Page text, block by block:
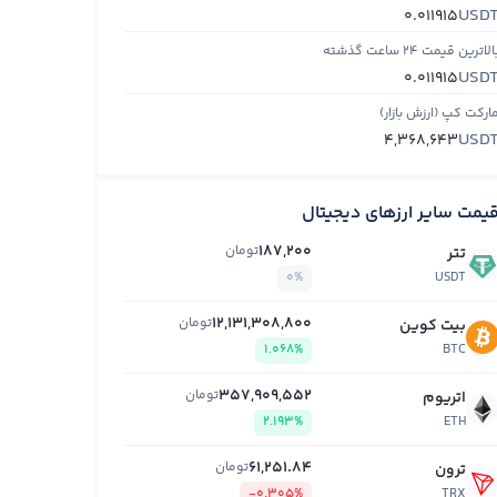
0.011915
قیمت ۲۴ ساعت گذشته
0.011915
مارکت کپ (ارزش بازار)
4,368,643
قیمت سایر ارزهای دیجیتال
تتر
USDT
187,200تومان
0%
بیت کوین
BTC
12,131,308,800تومان
1.068%
اتریوم
ETH
357,909,552تومان
2.193%
ترون 61,251.84تومان